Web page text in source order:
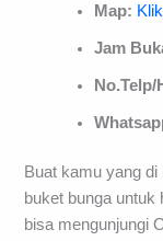
Map:
Jam
No.Telp/
Buat kamu yang
buket bunga
bisa mengunjungi